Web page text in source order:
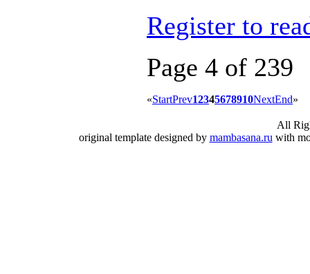
Register to
Page 4 of 239
«StartPrev12345678910NextEnd»
All
original template designed by mambasana.ru with